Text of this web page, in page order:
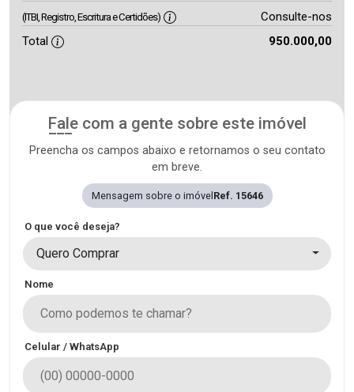
(ITBI, Registro, Escritura e Certidões)
Consulte-nos
Total
950.000,00
Fale com a gente sobre este imóvel
Preencha os campos abaixo e retornamos o seu contato
em breve.
Mensagem sobre o imóvelRef. 15646
O que você deseja?
Quero Comprar
Nome
Celular / WhatsApp